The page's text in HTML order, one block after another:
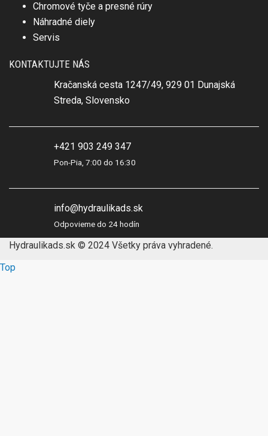
Chromové tyče a presné rúry
Náhradné diely
Servis
KONTAKTUJTE NÁS
Kračanská cesta 1247/49, 929 01 Dunajská
Streda, Slovensko
+421 903 249 347
Pon-Pia, 7:00 do 16:30
info@hydraulikads.sk
Odpovieme do 24 hodín
Hydraulikads.sk © 2024 Všetky práva vyhradené.
Top